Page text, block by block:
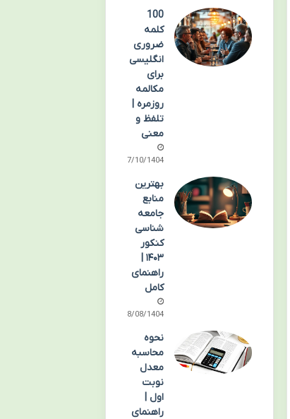
100
کلمه
ضروری
انگلیسی
برای
مکالمه
روزمره |
تلفظ و
معنی
17/10/1404
بهترین
منابع
جامعه
شناسی
کنکور
۱۴۰۳ |
راهنمای
کامل
18/08/1404
نحوه
محاسبه
معدل
نوبت
اول |
راهنمای